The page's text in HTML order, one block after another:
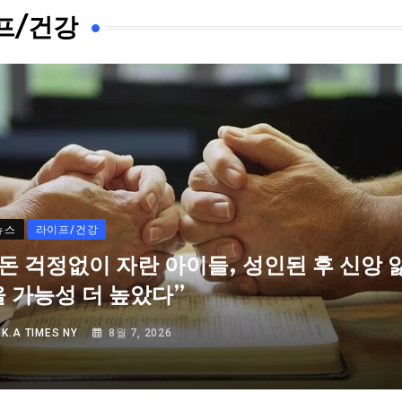
/건강
스 라이프/건강
걱정없이 자란 아이들, 성인된 후 신앙
가능성 더 높았다”
K.A TIMES NY 8월 7, 2026